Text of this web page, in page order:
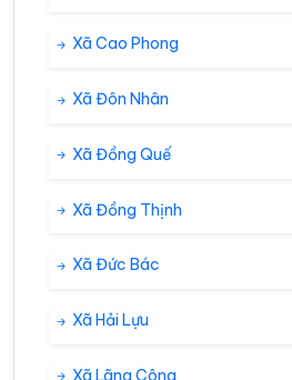
Xã Cao Phong
Xã Đôn Nhân
Xã Đồng Quế
Xã Đồng Thịnh
Xã Đức Bác
Xã Hải Lựu
Xã Lãng Công